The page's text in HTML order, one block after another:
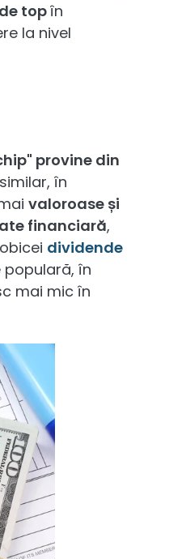
topîn
la nivel
provine din
în
valoroase și
financiară,
dividende
în
mai mic în